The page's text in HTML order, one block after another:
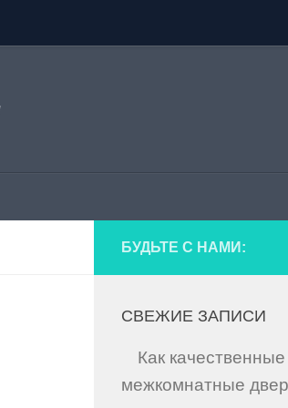
БУДЬТЕ С НАМИ:
СВЕЖИЕ ЗАПИСИ
Как качественные
межкомнатные